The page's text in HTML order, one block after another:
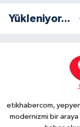
Yükleniyor...
etikhabercom,
modernizmi bir